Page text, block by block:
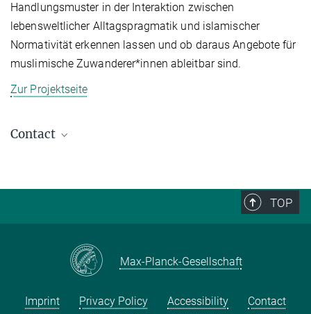
Handlungsmuster in der Interaktion zwischen
lebensweltlicher Alltagspragmatik und islamischer
Normativität erkennen lassen und ob daraus Angebote für
muslimische Zuwanderer*innen ableitbar sind.
Zur Projektseite
Contact
TOP
Max-Planck-Gesellschaft
Imprint Privacy Policy Accessibility
Contact